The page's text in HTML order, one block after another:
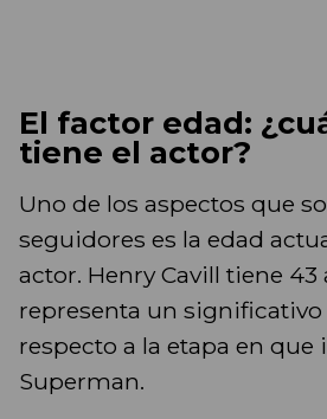
El factor edad:
tiene el actor?
Uno de los aspectos que
seguidores es la edad
actor. Henry Cavill tiene 43
representa un
respecto a la etapa en que
Superman.